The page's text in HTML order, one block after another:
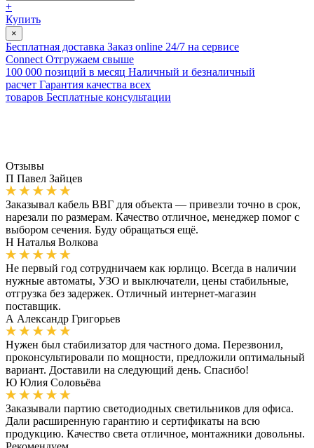
+
Купить
×
Бесплатная доставка Заказ online 24/7 на сервисе
Connect Отгружаем свыше
100 000 позиций в месяц Наличный и безналичный
расчет Гарантия качества всех
товаров Бесплатные консультации
Отзывы
П Павел Зайцев
Заказывал кабель ВВГ для объекта — привезли точно в срок,
нарезали по размерам. Качество отличное, менеджер помог с
выбором сечения. Буду обращаться ещё.
Н Наталья Волкова
Не первый год сотрудничаем как юрлицо. Всегда в наличии
нужные автоматы, УЗО и выключатели, цены стабильные,
отгрузка без задержек. Отличный интернет-магазин
поставщик.
А Александр Григорьев
Нужен был стабилизатор для частного дома. Перезвонил,
проконсультировали по мощности, предложили оптимальный
вариант. Доставили на следующий день. Спасибо!
Ю Юлия Соловьёва
Заказывали партию светодиодных светильников для офиса.
Дали расширенную гарантию и сертификаты на всю
продукцию. Качество света отличное, монтажники довольны.